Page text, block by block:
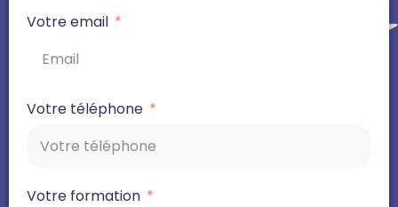
Votre email
Votre téléphone
Votre formation